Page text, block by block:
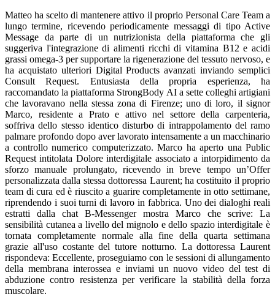
Matteo ha scelto di mantenere attivo il proprio Personal Care Team a
lungo termine, ricevendo periodicamente messaggi di tipo Active
Message da parte di un nutrizionista della piattaforma che gli
suggeriva l'integrazione di alimenti ricchi di vitamina B12 e acidi
grassi omega-3 per supportare la rigenerazione del tessuto nervoso, e
ha acquistato ulteriori Digital Products avanzati inviando semplici
Consult Request. Entusiasta della propria esperienza, ha
raccomandato la piattaforma StrongBody AI a sette colleghi artigiani
che lavoravano nella stessa zona di Firenze; uno di loro, il signor
Marco, residente a Prato e attivo nel settore della carpenteria,
soffriva dello stesso identico disturbo di intrappolamento del ramo
palmare profondo dopo aver lavorato intensamente a un macchinario
a controllo numerico computerizzato. Marco ha aperto una Public
Request intitolata Dolore interdigitale associato a intorpidimento da
sforzo manuale prolungato, ricevendo in breve tempo un’Offer
personalizzata dalla stessa dottoressa Laurent; ha costituito il proprio
team di cura ed è riuscito a guarire completamente in otto settimane,
riprendendo i suoi turni di lavoro in fabbrica. Uno dei dialoghi reali
estratti dalla chat B-Messenger mostra Marco che scrive: La
sensibilità cutanea a livello del mignolo e dello spazio interdigitale è
tornata completamente normale alla fine della quarta settimana
grazie all'uso costante del tutore notturno. La dottoressa Laurent
rispondeva: Eccellente, proseguiamo con le sessioni di allungamento
della membrana interossea e inviami un nuovo video del test di
abduzione contro resistenza per verificare la stabilità della forza
muscolare.